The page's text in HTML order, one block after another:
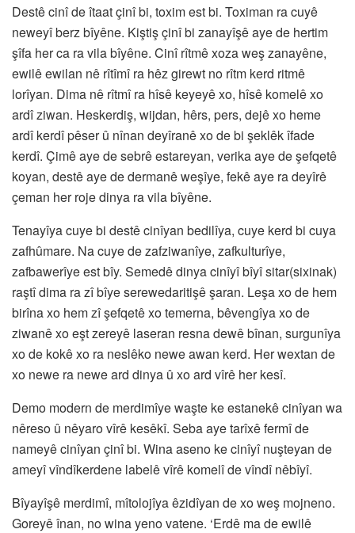
Destê cinî de îtaat çinî bi, toxim est bi. Toximan ra cuyê
neweyî berz bîyêne. Kiştiş çinî bi zanayîşê aye de hertim
şîfa her ca ra vila bîyêne. Cinî rîtmê xoza weş zanayêne,
ewilê ewilan nê rîtîmî ra hêz girewt no rîtm kerd ritmê
lorîyan. Dima nê rîtmî ra hîsê keyeyê xo, hîsê komelê xo
ardî ziwan. Heskerdiş, wijdan, hêrs, pers, dejê xo heme
ardî kerdî pêser û nînan deyîranê xo de bi şeklêk îfade
kerdî. Çimê aye de sebrê estareyan, verika aye de şefqetê
koyan, destê aye de dermanê weşîye, fekê aye ra deyîrê
çeman her roje dinya ra vila bîyêne.
Tenayîya cuye bi destê cinîyan bedilîya, cuye kerd bi cuya
zafhûmare. Na cuye de zafziwanîye, zafkulturîye,
zafbawerîye est bîy. Semedê dinya cinîyî bîyî sitar(sixinak)
raştî dima ra zî bîye serewedaritişê şaran. Leşa xo de hem
birîna xo hem zî şefqetê xo temerna, bêvengîya xo de
ziwanê xo eşt zereyê laseran resna dewê bînan, surgunîya
xo de kokê xo ra neslêko newe awan kerd. Her wextan de
xo newe ra newe ard dinya û xo ard vîrê her kesî.
Demo modern de merdimîye waşte ke estanekê cinîyan wa
nêreso û nêyaro vîrê kesêkî. Seba aye tarîxê fermî de
nameyê cinîyan çinî bi. Wina aseno ke cinîyî nuşteyan de
ameyî vîndîkerdene labelê vîrê komelî de vîndî nêbîyî.
Bîyayîşê merdimî, mîtolojîya êzidîyan de xo weş mojneno.
Goreyê înan, no wina yeno vatene. ‘Erdê ma de ewilê